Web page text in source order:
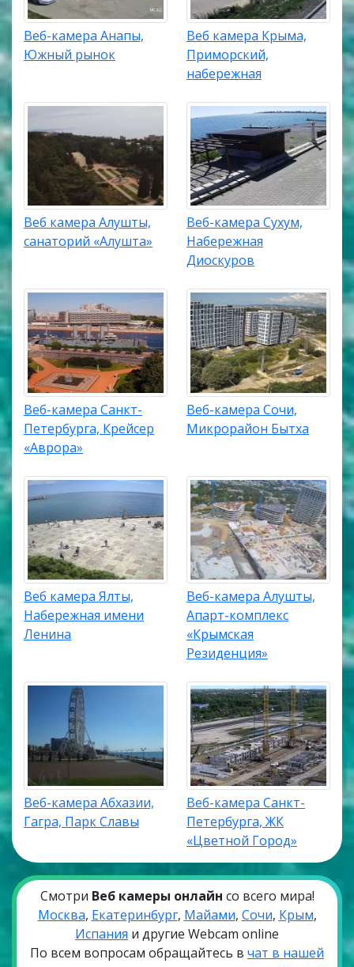
Веб-камера Анапы,
Южный рынок
Веб камера Крыма,
Приморский,
набережная
Веб камера Алушты,
санаторий «Алушта»
Веб-камера Сухум,
Набережная
Диоскуров
Веб-камера Санкт-
Петербурга, Крейсер
«Аврора»
Веб-камера Сочи,
Микрорайон Бытха
Веб камера Ялты,
Набережная имени
Ленина
Веб-камера Алушты,
Апарт-комплекс
«Крымская
Резиденция»
Веб-камера Абхазии,
Гагра, Парк Славы
Веб-камера Санкт-
Петербурга, ЖК
«Цветной Город»
Смотри Веб камеры онлайн со всего мира!
Москва, Екатеринбург, Майами, Сочи, Крым,
Испания и другие Webcam online
По всем вопросам обращайтесь в чат в нашей